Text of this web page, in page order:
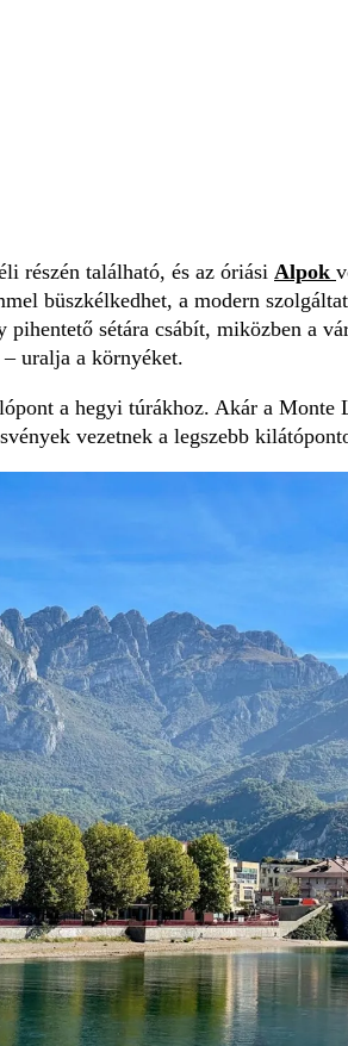
részén található, és az óriási Alpok
büszkélkedhet, a modern
pihentető sétára csábít, miközben a
uralja a környéket.
a hegyi túrákhoz. Akár a Monte
vezetnek a legszebb